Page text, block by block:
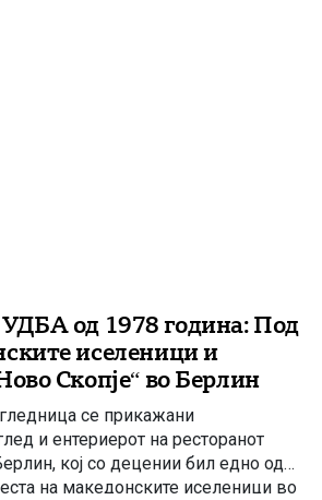
од 1978 година: Под
иселеници и
Скопје“ во Берлин
се прикажани
и ентериерот на ресторанот
кој со децении бил едно од
на македонските иселеници во